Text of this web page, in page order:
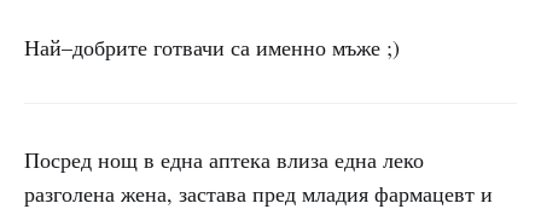
Най–добрите готвачи са именно мъже ;)
Посред нощ в една аптека влиза една леко
разголена жена, застава пред младия фармацевт и